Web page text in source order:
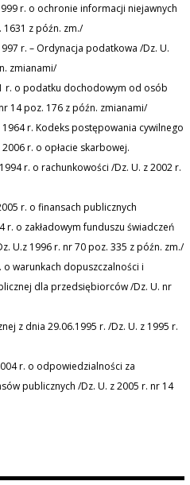
r. o ochronie informacji niejawnych
1631 z późn. zm./
r. – Ordynacja podatkowa /Dz. U.
zmianami/
r. o podatku dochodowym od osób
14 poz. 176 z późn. zmianami/
r. Kodeks postępowania cywilnego
r. o opłacie skarbowej.
r. o rachunkowości /Dz. U. z 2002 r.
r. o finansach publicznych
r. o zakładowym funduszu świadczeń
U.z 1996 r. nr 70 poz. 335 z późn. zm./
o warunkach dopuszczalności i
dla przedsiębiorców /Dz. U. nr
z dnia 29.06.1995 r. /Dz. U. z 1995 r.
r. o odpowiedzialności za
publicznych /Dz. U. z 2005 r. nr 14